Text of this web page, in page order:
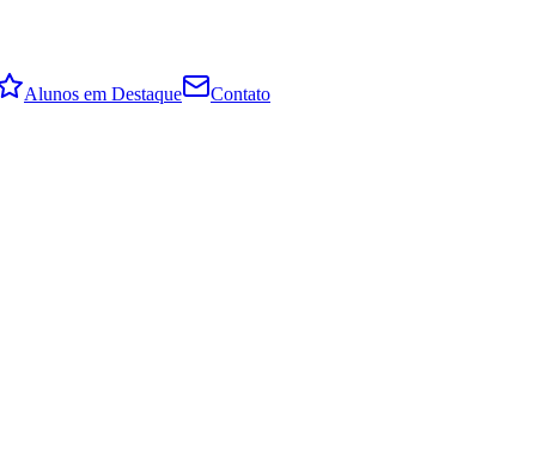
Alunos em Destaque Contato